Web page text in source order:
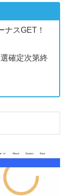
ナスGET！
選確定次第終